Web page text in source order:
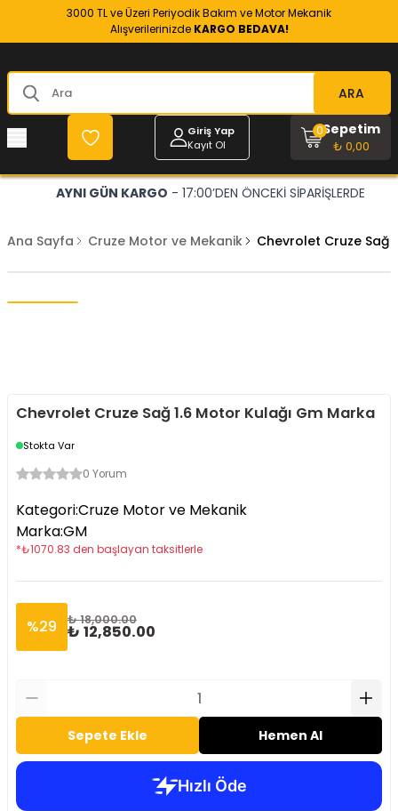
3000 TL ve Üzeri Periyodik Bakım ve Motor Mekanik
Alışverilerinizde KARGO BEDAVA!
ARA
Giriş Yap
Kayıt Ol
Sepetim
₺ 0,00
0
AYNI GÜN KARGO - 17:00’DEN ÖNCEKİ SİPARİŞLERDE
Ana Sayfa Cruze Motor ve Mekanik Chevrolet Cruze Sağ
Chevrolet Cruze Sağ 1.6 Motor Kulağı Gm Marka
Stokta Var
0 Yorum
Kategori:Cruze Motor ve Mekanik
Marka:GM
*₺1070.83 den başlayan taksitlerle
%29 ₺ 18,000.00
₺ 12,850.00
Sepete Ekle Hemen Al